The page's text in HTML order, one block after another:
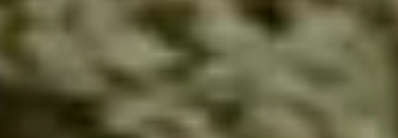
开始聊天